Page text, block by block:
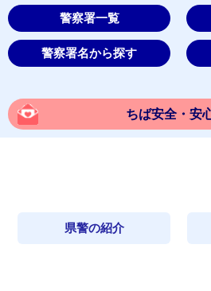
警察署一覧
警察署名から探す
ちば安全・安
県警の紹介